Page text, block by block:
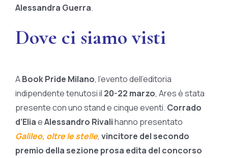
Alessandra Guerra.
Dove ci siamo visti
ABook Pride Milano, l’evento dell’editoria
indipendente tenutosi il 20-22 marzo, Ares è stata
presente con uno stand e cinque eventi. Corrado
d’EliaeAlessandro Rivalihanno presentato
Galileo, oltre le stelle, vincitore del secondo
premio della sezione prosa edita del concorso